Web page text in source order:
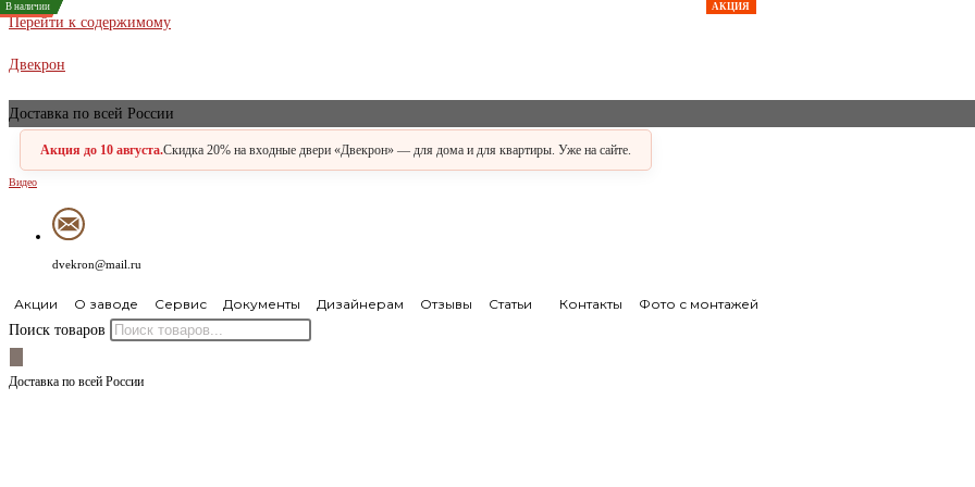
Перейти к содержимому
Двекрон
Доставка по всей России
Акция до 10 августа.Скидка 20% на входные двери «Двекрон» — для дома и для квартиры. Уже на сайте.
Видео
dvekron@mail.ru
Акции О заводе Сервис Документы Дизайнерам Отзывы Статьи Контакты
Фото с монтажей
Поиск товаров
Доставка по всей России
АКЦИЯ
В наличии АКЦИЯ
В наличии
Заказная АКЦИЯ
В наличии АКЦИЯ
В наличии АКЦИЯ
В наличии